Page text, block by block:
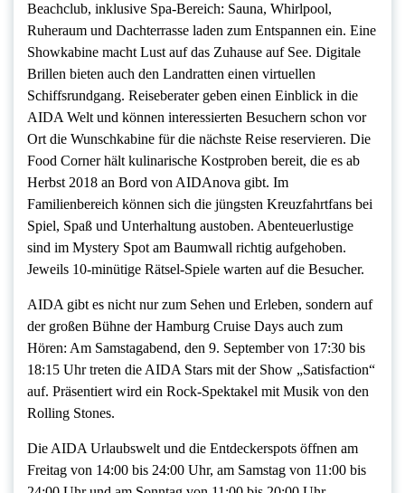
Beachclub, inklusive Spa-Bereich: Sauna, Whirlpool,
Ruheraum und Dachterrasse laden zum Entspannen ein. Eine
Showkabine macht Lust auf das Zuhause auf See. Digitale
Brillen bieten auch den Landratten einen virtuellen
Schiffsrundgang. Reiseberater geben einen Einblick in die
AIDA Welt und können interessierten Besuchern schon vor
Ort die Wunschkabine für die nächste Reise reservieren. Die
Food Corner hält kulinarische Kostproben bereit, die es ab
Herbst 2018 an Bord von AIDAnova gibt. Im
Familienbereich können sich die jüngsten Kreuzfahrtfans bei
Spiel, Spaß und Unterhaltung austoben. Abenteuerlustige
sind im Mystery Spot am Baumwall richtig aufgehoben.
Jeweils 10-minütige Rätsel-Spiele warten auf die Besucher.
AIDA gibt es nicht nur zum Sehen und Erleben, sondern auf
der großen Bühne der Hamburg Cruise Days auch zum
Hören: Am Samstagabend, den 9. September von 17:30 bis
18:15 Uhr treten die AIDA Stars mit der Show „Satisfaction“
auf. Präsentiert wird ein Rock-Spektakel mit Musik von den
Rolling Stones.
Die AIDA Urlaubswelt und die Entdeckerspots öffnen am
Freitag von 14:00 bis 24:00 Uhr, am Samstag von 11:00 bis